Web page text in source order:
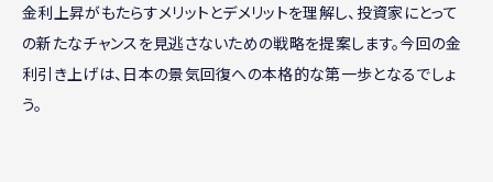
金利上昇がもたらすメリットとデメリットを理解し、投資家にとって
の新たなチャンスを見逃さないための戦略を提案します。今回の金
利引き上げは、日本の景気回復への本格的な第一歩となるでしょ
う。